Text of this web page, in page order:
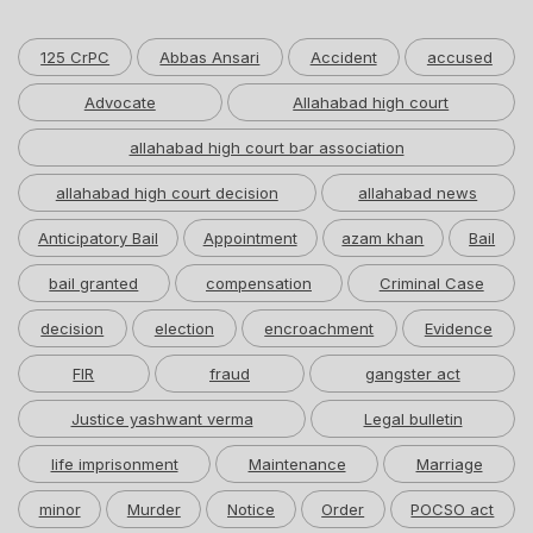
125 CrPC Abbas Ansari Accident accused
Advocate Allahabad high court
allahabad high court bar association
allahabad high court decision allahabad news
Anticipatory Bail Appointment azam khan Bail
bail granted compensation Criminal Case
decision election encroachment Evidence
FIR fraud gangster act
Justice yashwant verma Legal bulletin
life imprisonment Maintenance Marriage
minor Murder Notice Order POCSO act